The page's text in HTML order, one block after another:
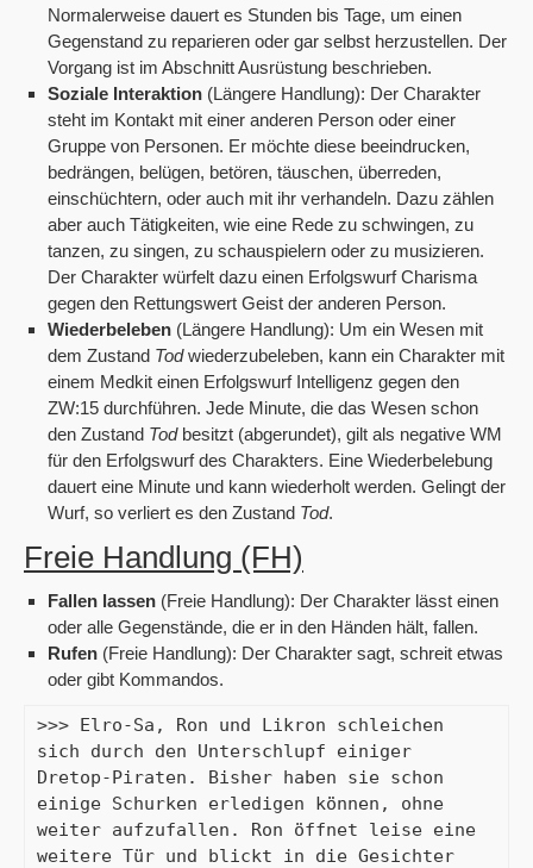
Normalerweise dauert es Stunden bis Tage, um einen
Gegenstand zu reparieren oder gar selbst herzustellen. Der
Vorgang ist im Abschnitt Ausrüstung beschrieben.
Soziale Interaktion (Längere Handlung): Der Charakter
steht im Kontakt mit einer anderen Person oder einer
Gruppe von Personen. Er möchte diese beeindrucken,
bedrängen, belügen, betören, täuschen, überreden,
einschüchtern, oder auch mit ihr verhandeln. Dazu zählen
aber auch Tätigkeiten, wie eine Rede zu schwingen, zu
tanzen, zu singen, zu schauspielern oder zu musizieren.
Der Charakter würfelt dazu einen Erfolgswurf Charisma
gegen den Rettungswert Geist der anderen Person.
Wiederbeleben (Längere Handlung): Um ein Wesen mit
dem Zustand Todwiederzubeleben, kann ein Charakter mit
einem Medkit einen Erfolgswurf Intelligenz gegen den
ZW:15 durchführen. Jede Minute, die das Wesen schon
den Zustand Todbesitzt (abgerundet), gilt als negative WM
für den Erfolgswurf des Charakters. Eine Wiederbelebung
dauert eine Minute und kann wiederholt werden. Gelingt der
Wurf, so verliert es den Zustand Tod.
Freie Handlung (FH)
Fallen lassen (Freie Handlung): Der Charakter lässt einen
oder alle Gegenstände, die er in den Händen hält, fallen.
Rufen (Freie Handlung): Der Charakter sagt, schreit etwas
oder gibt Kommandos.
>>> Elro-Sa, Ron und Likron schleichen
sich durch den Unterschlupf einiger
Dretop-Piraten. Bisher haben sie schon
einige Schurken erledigen können, ohne
weiter aufzufallen. Ron öffnet leise eine
weitere Tür und blickt in die Gesichter